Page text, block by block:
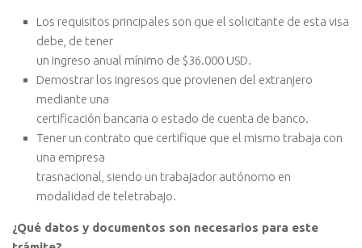
Los requisitos principales son que el solicitante de esta visa
debe, de tener
un ingreso anual mínimo de $36.000 USD.
Demostrar los ingresos que provienen del extranjero
mediante una
certificación bancaria o estado de cuenta de banco.
Tener un contrato que certifique que el mismo trabaja con
una empresa
trasnacional, siendo un trabajador autónomo en
modalidad de teletrabajo.
¿Qué datos y documentos son necesarios para este